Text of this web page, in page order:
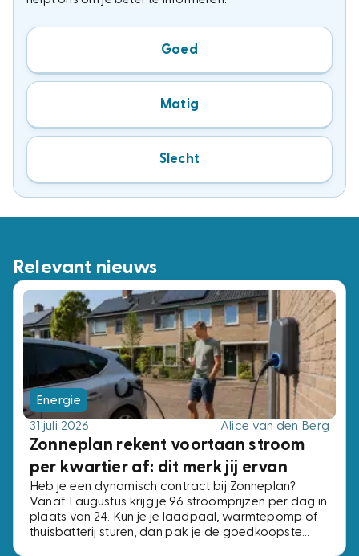
Goed
Matig
Slecht
Relevant nieuws
Energie
31 juli 2026
Alice van den Berg
Zonneplan rekent voortaan stroom
per kwartier af: dit merk jij ervan
Heb je een dynamisch contract bij Zonneplan?
Vanaf 1 augustus krijg je 96 stroomprijzen per dag in
plaats van 24. Kun je je laadpaal, warmtepomp of
thuisbatterij sturen, dan pak je de goedkoopste